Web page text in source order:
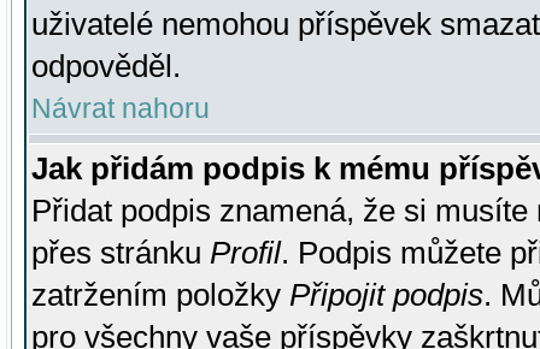
uživatelé nemohou příspěvek
odpověděl.
Návrat nahoru
Jak přidám podpis k mému
Přidat podpis znamená, že si
přes stránku Profil. Podpis můžete
zatržením položky Připojit podpis.
pro všechny vaše příspěvky